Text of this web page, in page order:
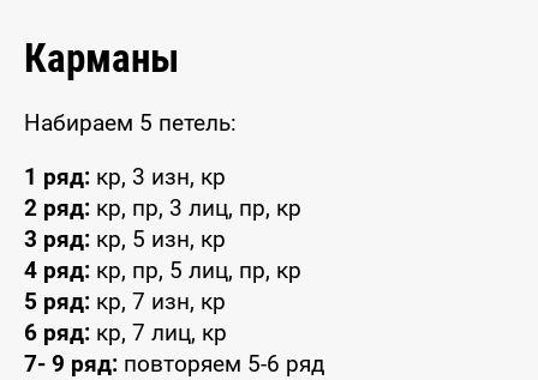
Карманы
Набираем 5 петель:
1 ряд: кр, 3 изн, кр
2 ряд: кр, пр, 3 лиц, пр, кр
3 ряд: кр, 5 изн, кр
4 ряд: кр, пр, 5 лиц, пр, кр
5 ряд: кр, 7 изн, кр
6 ряд: кр, 7 лиц, кр
7- 9 ряд: повторяем 5-6 ряд